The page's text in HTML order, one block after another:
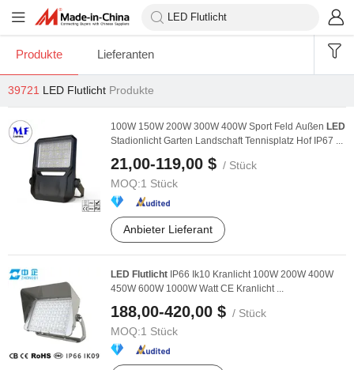
Produkte Lieferanten
39721 LED Flutlicht Produkte
100W 150W 200W 300W 400W Sport Feld Außen LED
Stadionlicht Garten Landschaft Tennisplatz Hof IP67 ...
21,00-119,00 $ / Stück
MOQ:1 Stück
Anbieter Lieferant
LED Flutlicht IP66 Ik10 Kranlicht 100W 200W 400W
450W 600W 1000W Watt CE Kranlicht ...
188,00-420,00 $ / Stück
MOQ:1 Stück